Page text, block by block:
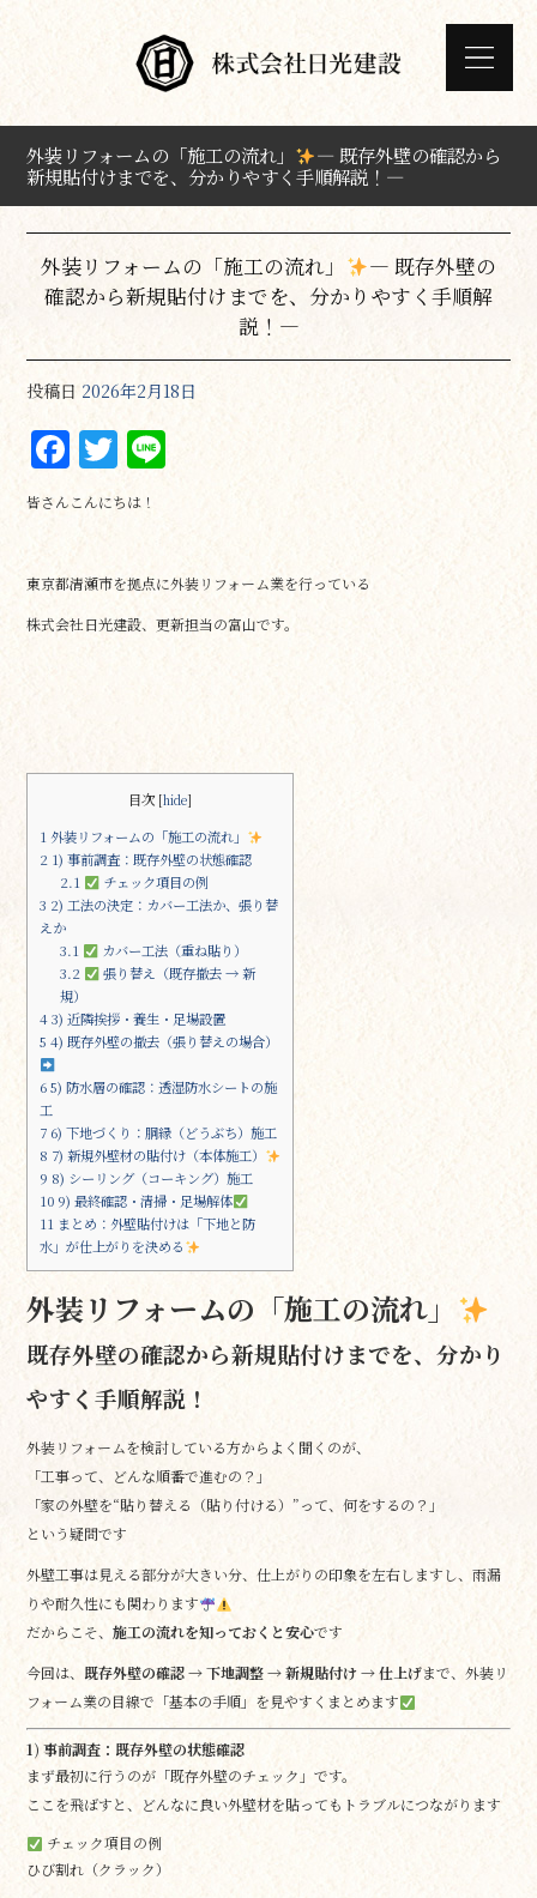
外装リフォームの「施工の流れ」
― 既存外壁の確認から
新規貼付けまでを、分かりやすく手順解説！―
外装リフォームの「施工の流れ」
― 既存外壁の
確認から新規貼付けまでを、分かりやすく手順解
説！―
投稿日 2026年2月18日
F
a
c
e
b
o
T
w
it
te
r
皆さんこんにちは！
東京都清瀬市を拠点に外装リフォーム業を行っている
株式会社日光建設、更新担当の富山です。
目次 [hide]
1 外装リフォームの「施工の流れ」
2 1) 事前調査：既存外壁の状態確認
2.1
チェック項目の例
3 2) 工法の決定：カバー工法か、張り替
えか
3.1
カバー工法（重ね貼り）
3.2
張り替え（既存撤去 → 新
規）
43) 近隣挨拶・養生・足場設置
5 4) 既存外壁の撤去（張り替えの場合）
65) 防水層の確認：透湿防水シートの施
工
7 6) 下地づくり：胴縁（どうぶち）施工
8 7) 新規外壁材の貼付け（本体施工）
9 8) シーリング（コーキング）施工
10 9) 最終確認・清掃・足場解体
11 まとめ：外壁貼付けは「下地と防
水」が仕上がりを決める
外装リフォームの「施工の流れ」
既存外壁の確認から新規貼付けまでを、分かり
やすく手順解説！
外装リフォームを検討している方からよく聞くのが、
「工事って、どんな順番で進むの？」
「家の外壁を“貼り替える（貼り付ける）”って、何をするの？」
という疑問です
外壁工事は見える部分が大きい分、仕上がりの印象を左右しますし、雨漏
りや耐久性にも関わります
だからこそ、施工の流れを知っておくと安心です
今回は、 既存外壁の確認 → 下地調整 → 新規貼付け → 仕上げまで、外装リ
フォーム業の目線で「基本の手順」を見やすくまとめます
1) 事前調査：既存外壁の状態確認
まず最初に行うのが「既存外壁のチェック」です。
ここを飛ばすと、どんなに良い外壁材を貼ってもトラブルにつながります
チェック項目の例
ひび割れ（クラック）